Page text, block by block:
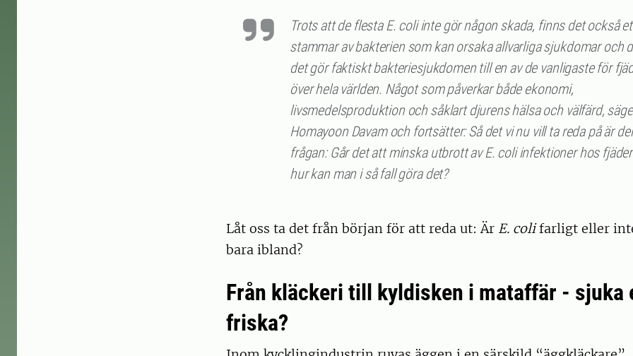
Trots att de flesta E. coli inte gör någon skada, finns det också
stammar av bakterien som kan orsaka allvarliga sjukdomar och
det gör faktiskt bakteriesjukdomen till en av de vanligaste för
över hela världen. Något som påverkar både ekonomi,
livsmedelsproduktion och såklart djurens hälsa och välfärd,
Homayoon Davam och fortsätter: Så det vi nu vill ta reda på är
frågan: Går det att minska utbrott av E. coli infektioner hos
hur kan man i så fall göra det?
Låt oss ta det från början för att reda ut: Är E. colifarligt eller
bara ibland?
Från kläckeri till kyldisken i mataffär - sjuka
friska?